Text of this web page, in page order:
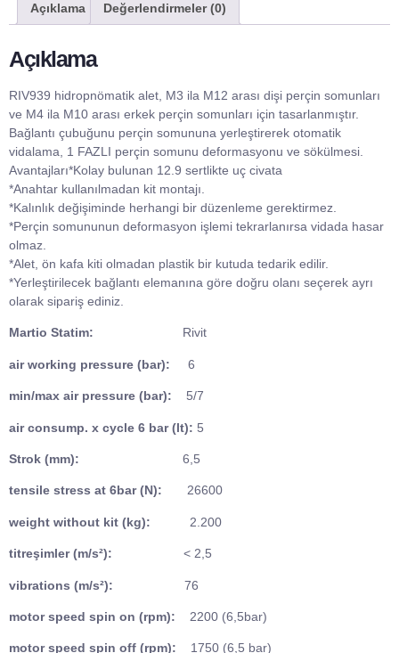
Açıklama Değerlendirmeler (0)
Açıklama
RIV939 hidropnömatik alet, M3 ila M12 arası dişi perçin somunları
ve M4 ila M10 arası erkek perçin somunları için tasarlanmıştır.
Bağlantı çubuğunu perçin somununa yerleştirerek otomatik
vidalama, 1 FAZLI perçin somunu deformasyonu ve sökülmesi.
Avantajları*Kolay bulunan 12.9 sertlikte uç civata
*Anahtar kullanılmadan kit montajı.
*Kalınlık değişiminde herhangi bir düzenleme gerektirmez.
*Perçin somununun deformasyon işlemi tekrarlanırsa vidada hasar
olmaz.
*Alet, ön kafa kiti olmadan plastik bir kutuda tedarik edilir.
*Yerleştirilecek bağlantı elemanına göre doğru olanı seçerek ayrı
olarak sipariş ediniz.
Martio Statim: Rivit
air working pressure (bar): 6
min/max air pressure (bar): 5/7
air consump. x cycle 6 bar (lt): 5
Strok (mm): 6,5
tensile stress at 6bar (N): 26600
weight without kit (kg): 2.200
titreşimler (m/s²): < 2,5
vibrations (m/s²): 76
motor speed spin on (rpm): 2200 (6,5bar)
motor speed spin off (rpm): 1750 (6,5 bar)